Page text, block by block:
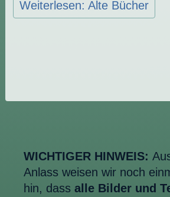
Weiterlesen: Alte Bücher
WICHTIGER HINWEIS:
Anlass weisen wir noch
hin, dass alle Bilder und